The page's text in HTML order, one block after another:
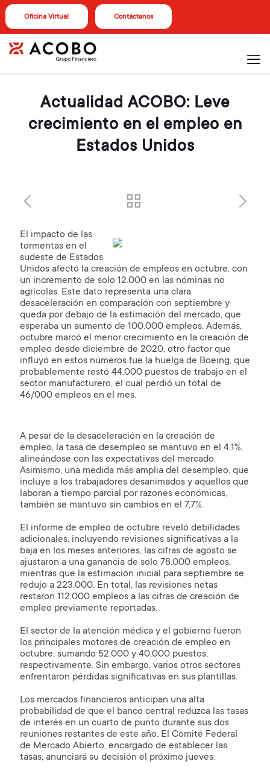
Oficina Virtual Contáctenos
Actualidad ACOBO: Leve
crecimiento en el empleo en
Estados Unidos
El impacto de las
tormentas en el
sudeste de Estados
Unidos afectó la creación de empleos en octubre, con
un incremento de solo 12.000 en las nóminas no
agrícolas. Este dato representa una clara
desaceleración en comparación con septiembre y
queda por debajo de la estimación del mercado, que
esperaba un aumento de 100.000 empleos. Además,
octubre marcó el menor crecimiento en la creación de
empleo desde diciembre de 2020, otro factor que
influyó en estos números fue la huelga de Boeing, que
probablemente restó 44.000 puestos de trabajo en el
sector manufacturero, el cual perdió un total de
46/000 empleos en el mes.
A pesar de la desaceleración en la creación de
empleo, la tasa de desempleo se mantuvo en el 4,1%,
alineándose con las expectativas del mercado.
Asimismo, una medida más amplia del desempleo, que
incluye a los trabajadores desanimados y aquellos que
laboran a tiempo parcial por razones económicas,
también se mantuvo sin cambios en el 7,7%.
El informe de empleo de octubre reveló debilidades
adicionales, incluyendo revisiones significativas a la
baja en los meses anteriores, las cifras de agosto se
ajustaron a una ganancia de solo 78.000 empleos,
mientras que la estimación inicial para septiembre se
redujo a 223.000. En total, las revisiones netas
restaron 112.000 empleos a las cifras de creación de
empleo previamente reportadas.
El sector de la atención médica y el gobierno fueron
los principales motores de creación de empleo en
octubre, sumando 52.000 y 40.000 puestos,
respectivamente. Sin embargo, varios otros sectores
enfrentaron pérdidas significativas en sus plantillas.
Los mercados financieros anticipan una alta
probabilidad de que el banco central reduzca las tasas
de interés en un cuarto de punto durante sus dos
reuniones restantes de este año. El Comité Federal
de Mercado Abierto, encargado de establecer las
tasas, anunciará su decisión el próximo jueves.